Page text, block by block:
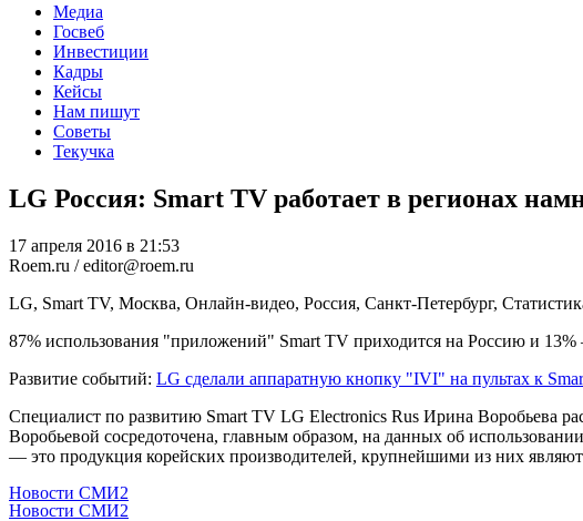
Медиа
Госвеб
Инвестиции
Кадры
Кейсы
Нам пишут
Советы
Текучка
LG Россия: Smart TV работает в регионах
17 апреля 2016 в 21:53
Roem.ru / editor@roem.ru
LG, Smart TV, Москва, Онлайн-видео, Россия, Санкт-Петербург,
87% использования "приложений" Smart TV приходится на Россию и
Развитие событий: LG сделали аппаратную кнопку "IVI" на пультах к
Специалист по развитию Smart TV LG Electronics Rus Ирина Воробьева
Воробьевой сосредоточена, главным образом, на данных об
— это продукция корейских производителей, крупнейшими из них
Новости СМИ2
Новости СМИ2